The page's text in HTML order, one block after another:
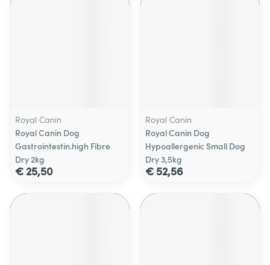
Royal Canin
Royal Canin Dog
Gastrointestin.high Fibre
Dry 2kg
€ 25,50
Royal Canin
Royal Canin Dog
Hypoallergenic Small Dog
Dry 3,5kg
€ 52,56